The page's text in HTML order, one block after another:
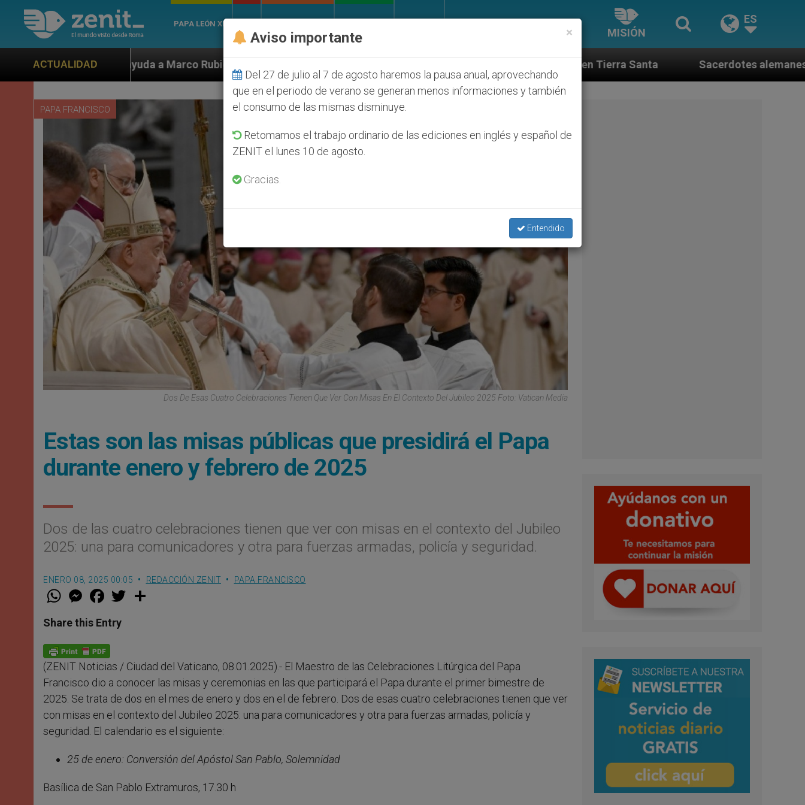
PAPA LEÓN XIV
MISIÓN
ES
ACTUALIDAD
a Marco Rubio ante persecución de colonos judíos que afecta a cristianos (y no sólo) en Tierra Santa Sacerdotes alemanes fieles al Papa
PAPA FRANCISCO
Dos De Esas Cuatro Celebraciones Tienen Que Ver Con Misas En El Contexto Del Jubileo 2025 Foto: Vatican Media
Estas son las misas públicas que presidirá el Papa
durante enero y febrero de 2025
Dos de las cuatro celebraciones tienen que ver con misas en el contexto del Jubileo
2025: una para comunicadores y otra para fuerzas armadas, policía y seguridad.
ENERO 08, 2025 00:05 REDACCIÓN ZENIT PAPA FRANCISCO
W
t
s
p
p
M
e
s
e
g
e
r
F
a
e
b
o
k
w
Share this Entry
(ZENIT Noticias / Ciudad del Vaticano, 08.01.2025).- El Maestro de las Celebraciones Litúrgica del Papa
Francisco dio a conocer las misas y ceremonias en las que participará el Papa durante el primer bimestre de
2025. Se trata de dos en el mes de enero y dos en el de febrero. Dos de esas cuatro celebraciones tienen que ver
con misas en el contexto del Jubileo 2025: una para comunicadores y otra para fuerzas armadas, policía y
seguridad. El calendario es el siguiente:
25 de enero: Conversión del Apóstol San Pablo, Solemnidad
Basílica de San Pablo Extramuros, 17.30 h
×
Aviso importante
Del 27 de julio al 7 de agosto haremos la pausa anual, aprovechando
que en el periodo de verano se generan menos informaciones y también
el consumo de las mismas disminuye.
Retomamos el trabajo ordinario de las ediciones en inglés y español de
ZENIT el lunes 10 de agosto.
Gracias.
Entendido